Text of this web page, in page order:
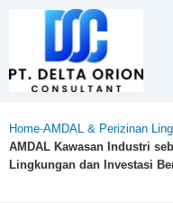
Home-AMDAL & Perizinan
AMDAL Kawasan Industri
Lingkungan dan Investasi